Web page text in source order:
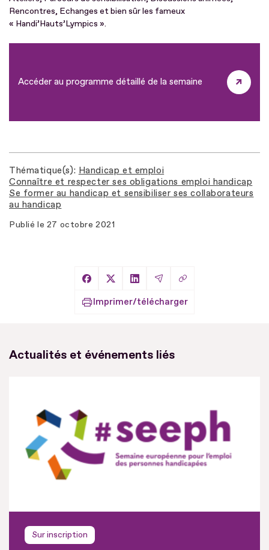
Rencontres, Echanges et bien sûr les fameux
« Handi’Hauts’Lympics ».
Accéder au programme détaillé de la semaine
Thématique(s) Handicap et emploi
Connaître et respecter ses obligations emploi handicap
Se former au handicap et sensibiliser ses collaborateurs
au handicap
Publié le 27 octobre 2021
Partager sur Facebook
Partager sur X
Partager sur LinkedIn
Partager par Email
Copier le lien
Imprimer/télécharger
Actualités et événements liés
Sur inscription